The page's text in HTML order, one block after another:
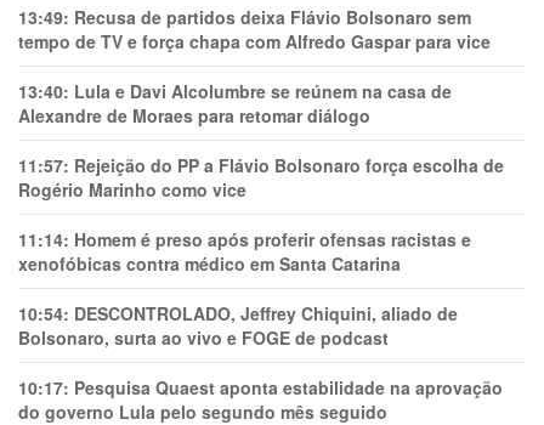
13:49: Recusa de partidos deixa Flávio Bolsonaro sem
tempo de TV e força chapa com Alfredo Gaspar para vice
13:40: Lula e Davi Alcolumbre se reúnem na casa de
Alexandre de Moraes para retomar diálogo
11:57: Rejeição do PP a Flávio Bolsonaro força escolha de
Rogério Marinho como vice
11:14: Homem é preso após proferir ofensas racistas e
xenofóbicas contra médico em Santa Catarina
10:54: DESCONTROLADO, Jeffrey Chiquini, aliado de
Bolsonaro, surta ao vivo e FOGE de podcast
10:17: Pesquisa Quaest aponta estabilidade na aprovação
do governo Lula pelo segundo mês seguido